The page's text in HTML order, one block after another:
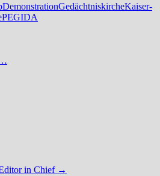
DemonstrationGedächtniskircheKaiser-
PEGIDA
in Chief →